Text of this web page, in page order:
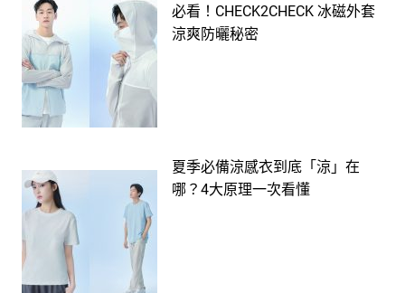
必看！CHECK2CHECK 冰磁外套
涼爽防曬秘密
夏季必備涼感衣到底「涼」在
哪？4大原理一次看懂